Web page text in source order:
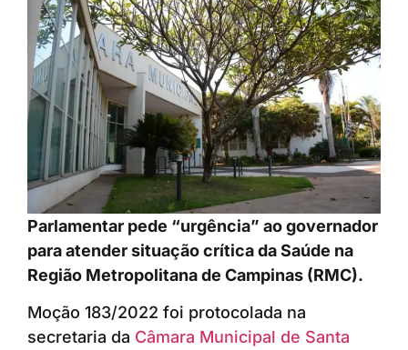
Parlamentar pede “urgência” ao governador
para atender situação crítica da Saúde na
Região Metropolitana de Campinas (RMC).
Moção 183/2022 foi protocolada na
secretaria da Câmara Municipal de Santa